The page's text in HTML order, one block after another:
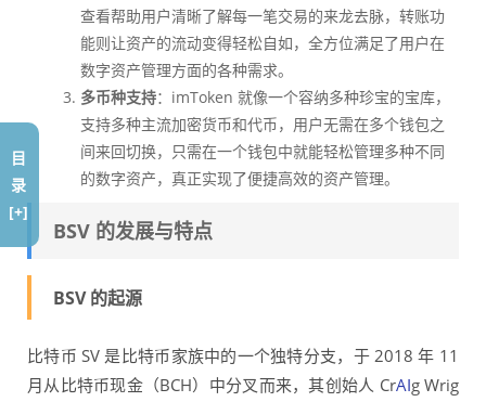
查看帮助用户清晰了解每一笔交易的来龙去脉，转账功
能则让资产的流动变得轻松自如，全方位满足了用户在
数字资产管理方面的各种需求。
多币种支持：imToken 就像一个容纳多种珍宝的宝库，
支持多种主流加密货币和代币，用户无需在多个钱包之
间来回切换，只需在一个钱包中就能轻松管理多种不同
的数字资产，真正实现了便捷高效的资产管理。
BSV 的发展与特点
BSV 的起源
比特币 SV 是比特币家族中的一个独特分支，于 2018 年 11
月从比特币现金（BCH）中分叉而来，其创始人 CrAIg Wrig
目
录
[+]